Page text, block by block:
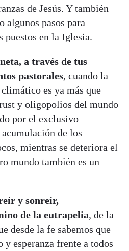
de Jesús. Y también
algunos pasos para
puestos en la Iglesia.
a través de tus
pastorales, cuando la
es ya más que
y oligopolios del mundo
por el exclusivo
de los
mientras se deteriora el
mundo también es un
y sonreír,
de la eutrapelia, de la
desde la fe sabemos que
y esperanza frente a todos